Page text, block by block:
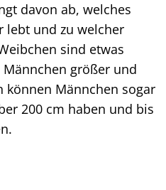
davon ab, welches
lebt und zu welcher
sind etwas
größer und
können Männchen sogar
200 cm haben und bis